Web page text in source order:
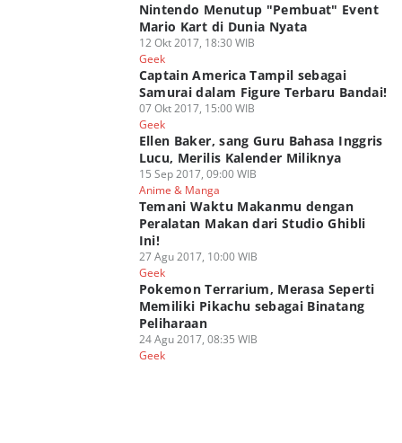
Nintendo Menutup "Pembuat" Event
Mario Kart di Dunia Nyata
12 Okt 2017, 18:30 WIB
Geek
Captain America Tampil sebagai
Samurai dalam Figure Terbaru Bandai!
07 Okt 2017, 15:00 WIB
Geek
Ellen Baker, sang Guru Bahasa Inggris
Lucu, Merilis Kalender Miliknya
15 Sep 2017, 09:00 WIB
Anime & Manga
Temani Waktu Makanmu dengan
Peralatan Makan dari Studio Ghibli
Ini!
27 Agu 2017, 10:00 WIB
Geek
Pokemon Terrarium, Merasa Seperti
Memiliki Pikachu sebagai Binatang
Peliharaan
24 Agu 2017, 08:35 WIB
Geek